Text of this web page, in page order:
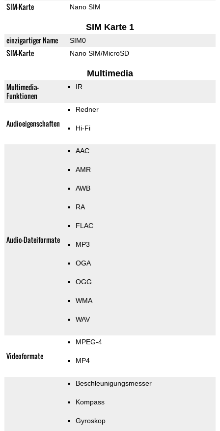
SIM-Karte Nano SIM
SIM Karte 1
einzigartiger Name SIM0
SIM-Karte Nano SIM/MicroSD
Multimedia
Multimedia-
Funktionen
IR
Audioeigenschaften
Redner
Hi-Fi
Audio-Dateiformate
AAC
AMR
AWB
RA
FLAC
MP3
OGA
OGG
WMA
WAV
Videoformate
MPEG-4
MP4
Beschleunigungsmesser
Kompass
Gyroskop